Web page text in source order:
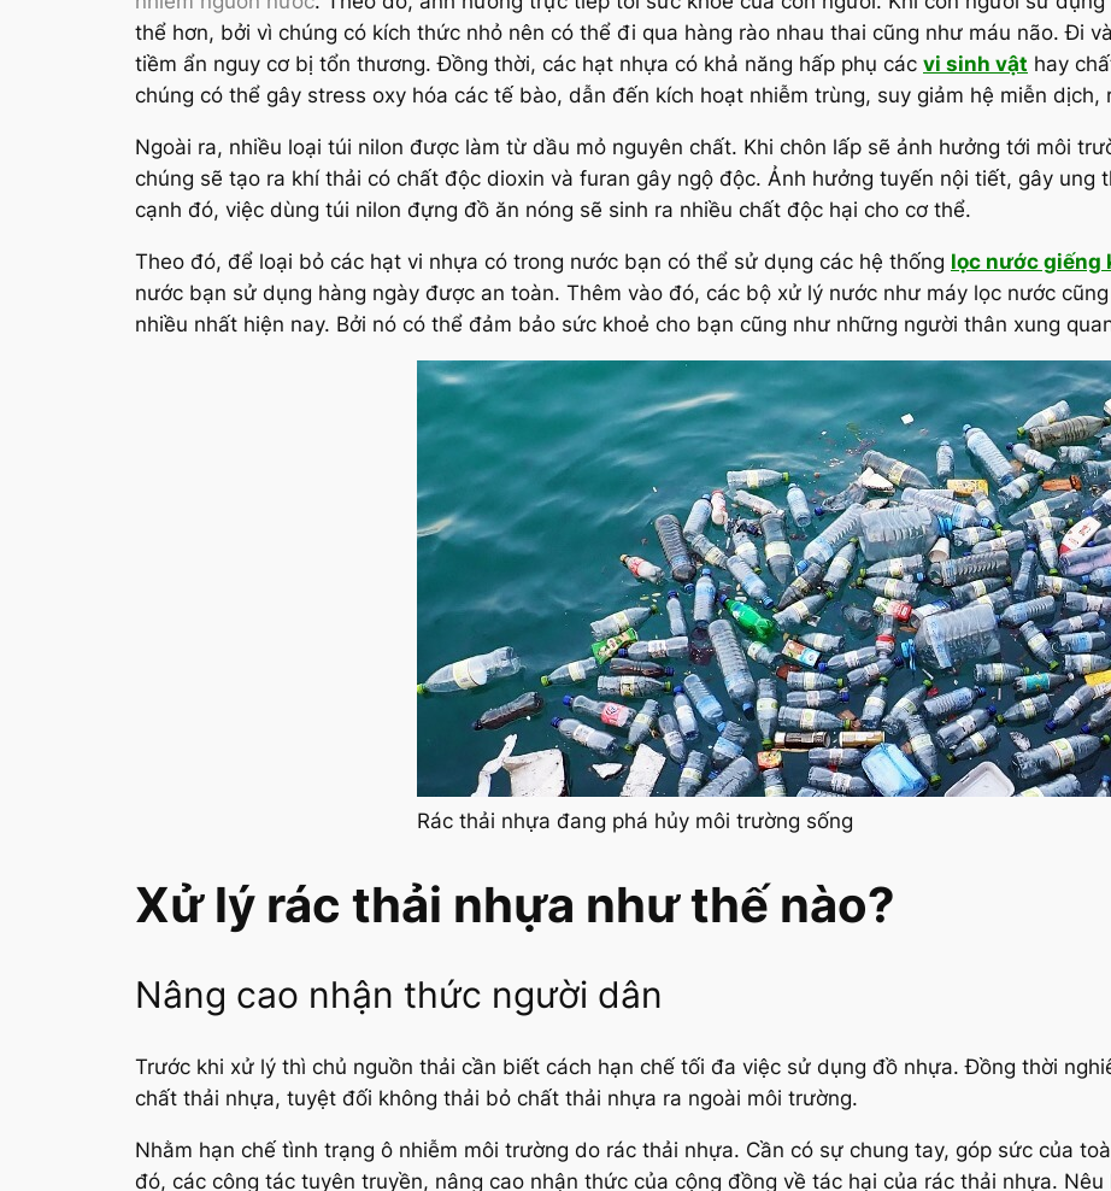
thể hơn, bởi vì chúng có kích thức nhỏ nên có thể đi qua hàng rào nhau thai cũng như máu não. Đi
tiềm ẩn nguy cơ bị tổn thương. Đồng thời, các hạt nhựa có khả năng hấp phụ các vi sinh vật hay
chúng có thể gây stress oxy hóa các tế bào, dẫn đến kích hoạt nhiễm trùng, suy giảm hệ miễn dịch,
Ngoài ra, nhiều loại túi nilon được làm từ dầu mỏ nguyên chất. Khi chôn lấp sẽ ảnh hưởng tới môi
chúng sẽ tạo ra khí thải có chất độc dioxin và furan gây ngộ độc. Ảnh hưởng tuyến nội tiết, gây ung
cạnh đó, việc dùng túi nilon đựng đồ ăn nóng sẽ sinh ra nhiều chất độc hại cho cơ thể.
Theo đó, để loại bỏ các hạt vi nhựa có trong nước bạn có thể sử dụng các hệ thống lọc nước giếng
nước bạn sử dụng hàng ngày được an toàn. Thêm vào đó, các bộ xử lý nước như máy lọc nước
nhiều nhất hiện nay. Bởi nó có thể đảm bảo sức khoẻ cho bạn cũng như những người thân xung
Rác thải nhựa đang phá hủy môi trường sống
Xử lý rác thải nhựa như thế nào?
Nâng cao nhận thức người dân
Trước khi xử lý thì chủ nguồn thải cần biết cách hạn chế tối đa việc sử dụng đồ nhựa. Đồng thời
chất thải nhựa, tuyệt đối không thải bỏ chất thải nhựa ra ngoài môi trường.
Nhằm hạn chế tình trạng ô nhiễm môi trường do rác thải nhựa. Cần có sự chung tay, góp sức của
đó, các công tác tuyên truyền, nâng cao nhận thức của cộng đồng về tác hại của rác thải nhựa.